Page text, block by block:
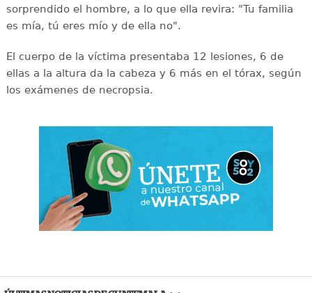
sorprendido el hombre, a lo que ella revira: "Tu familia
es mía, tú eres mío y de ella no".
El cuerpo de la víctima presentaba 12 lesiones, 6 de
ellas a la altura da la cabeza y 6 más en el tórax, según
los exámenes de necropsia.